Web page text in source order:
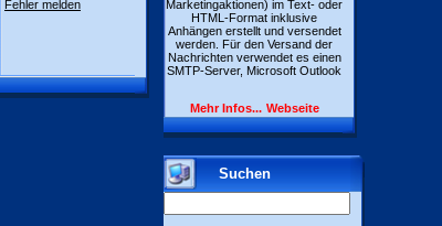
Fehler melden
Marketingaktionen) im Text- oder
HTML-Format inklusive
Anhängen erstellt und versendet
werden. Für den Versand der
Nachrichten verwendet es einen
SMTP-Server, Microsoft Outlook
Mehr Infos... Webseite
Suchen